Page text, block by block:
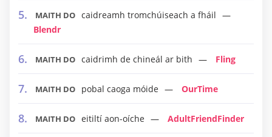
MAITH DO caidreamh tromchúiseach a fháil
Blendr
MAITH DO caidrimh de chineál ar bith Fling
MAITH DO pobal caoga móide OurTime
MAITH DO eitiltí aon-oíche AdultFriendFinder